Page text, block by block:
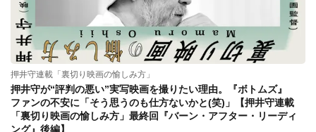
押井守連載「裏切り映画の愉しみ方」
押井守が“評判の悪い”実写映画を撮りたい理由。『ボトムズ』
ファンの不安に「そう思うのも仕方ないかと(笑)」【押井守連載
「裏切り映画の愉しみ方」最終回『バーン・アフター・リーディ
ング』後編】